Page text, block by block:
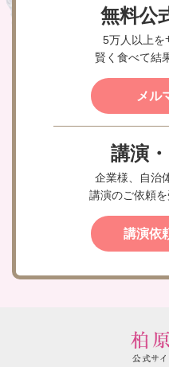
無料公
5万人以上を
賢く食べて結
メル
講演
企業様、自治
講演のご依頼を
講演依